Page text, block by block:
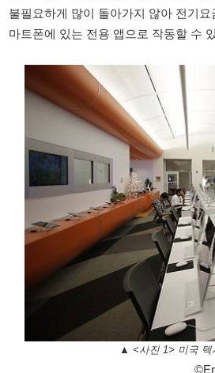
불필요하게 많이 돌아가지 않아 전기
마트폰에 있는 전용 앱으로 작동할 수
▲ <사진 1> 미국 텍